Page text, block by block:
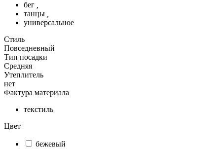
бег
танцы
универсальное
Стиль
Повседневный
Тип посадки
Средняя
Утеплитель
нет
Фактура материала
текстиль
Цвет
бежевый